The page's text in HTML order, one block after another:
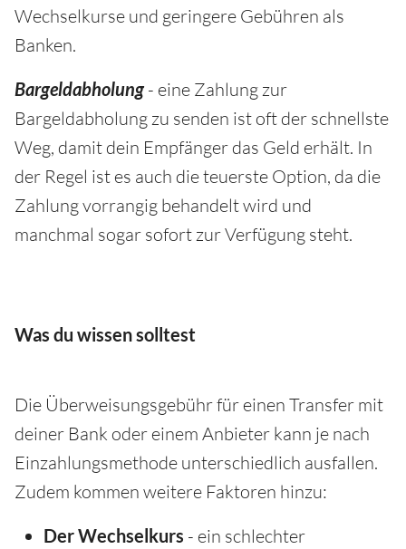
Wechselkurse und geringere Gebühren als
Banken.
Bargeldabholung- eine Zahlung zur
Bargeldabholung zu senden ist oft der schnellste
Weg, damit dein Empfänger das Geld erhält. In
der Regel ist es auch die teuerste Option, da die
Zahlung vorrangig behandelt wird und
manchmal sogar sofort zur Verfügung steht.
Was du wissen solltest
Die Überweisungsgebühr für einen Transfer mit
deiner Bank oder einem Anbieter kann je nach
Einzahlungsmethode unterschiedlich ausfallen.
Zudem kommen weitere Faktoren hinzu:
Der Wechselkurs - ein schlechter